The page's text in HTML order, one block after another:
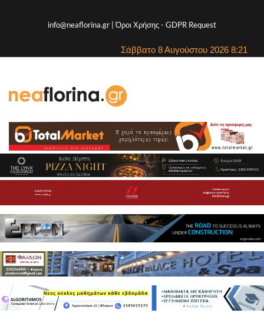
info@neaflorina.gr |Όροι Χρήσης- GDPR Request
Σάββατο 8 Αυγούστου 2026 8:21